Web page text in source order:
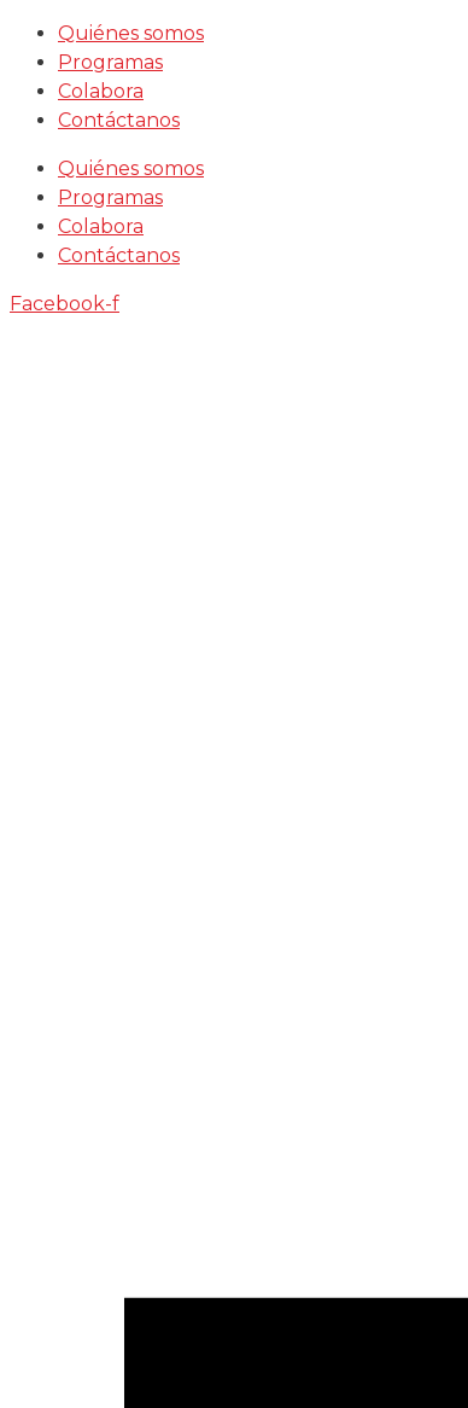
Saltar
contenido
Quiénes somos
Programas
Colabora
Contáctanos
Quiénes somos
Programas
Colabora
Contáctanos
Facebook-f